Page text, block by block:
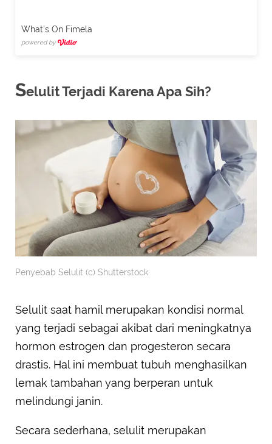
What's On Fimela
powered by
Selulit Terjadi Karena Apa Sih?
Penyebab Selulit (c) Shutterstock
Selulit saat hamil merupakan kondisi normal
yang terjadi sebagai akibat dari meningkatnya
hormon estrogen dan progesteron secara
drastis. Hal ini membuat tubuh menghasilkan
lemak tambahan yang berperan untuk
melindungi janin.
Secara sederhana, selulit merupakan